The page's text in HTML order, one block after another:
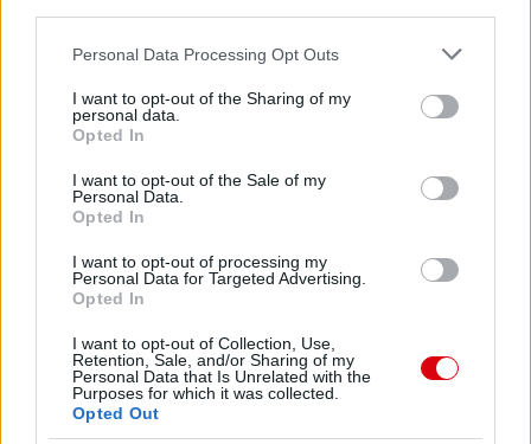
Please note that this website/app uses one or more Google
not limited to your visit or usage behaviour. You may click to
grant or deny consent to Google and its third-party tags to
use your data for below specified purposes in below Google
consent section.
Personal Data Processing Opt Outs
I want to opt-out of the Sharing of my
personal data.
Opted In
I want to opt-out of the Sale of my
Personal Data.
Opted In
I want to opt-out of processing my
Personal Data for Targeted Advertising.
Opted In
I want to opt-out of Collection, Use,
Retention, Sale, and/or Sharing of my
Personal Data that Is Unrelated with the
Purposes for which it was collected.
Opted Out